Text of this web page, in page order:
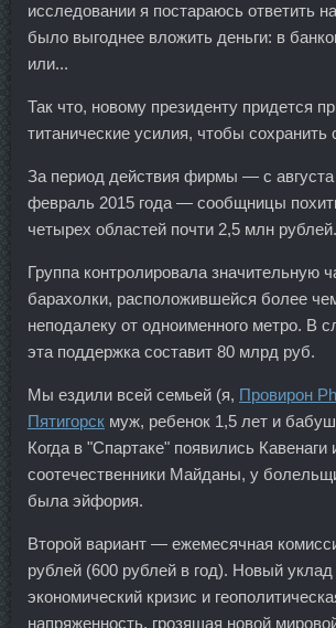
исследовании я постараюсь ответить
было выгоднее вложить деньги: в
или...
Так что, новому президенту придется
титанические усилия, чтобы сохранить
За период действия фирмы — с августа
февраль 2015 года — сообщницы
четырех областей почти 2,5 млн рублей.
Группа контролировала значительную
барахолки, расположившейся более
неподалеку от одноименного метро. В
эта поддержка составит 80 млрд руб.
Мы ездили всей семьей (я, Провирон
Пятигорск муж, ребенок 1,5 лет и
Когда в "Спартаке" появились Кавенаги
соотечественники Майданы, у
была эйфория.
Второй вариант — ежемесячная
рублей (600 рублей в год). Новый
экономический кризис и
напряженность, грозящая новой